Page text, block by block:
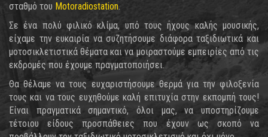
σταθμό του Motoradiostation.
Σε ένα πολύ φιλικό κλίμα, υπό τους ήχους καλής μουσικής,
είχαμε την ευκαιρία να συζητήσουμε διάφορα ταξιδιωτικά και
μοτοσικλετιστικά θέματα και να μοιραστούμε εμπειρίες από τις
εκδρομές που έχουμε πραγματοποιήσει.
Θα θέλαμε να τους ευχαριστήσουμε θερμά για την φιλοξενία
τους και να τους ευχηθούμε καλή επιτυχία στην εκπομπή τους!
Είναι πραγματικά σημαντικό, όλοι μας, να υποστηρίζουμε
τέτοιου είδους προσπάθειες που έχουν ως σκοπό να